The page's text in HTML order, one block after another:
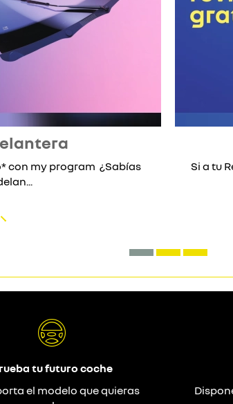
con my program ¿Sabías
Si a tu
tu futuro coche
el modelo que quieras